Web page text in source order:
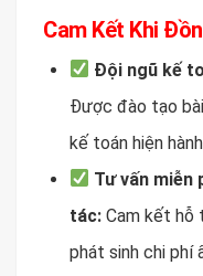
Cam Kết Khi
Đội ngũ kế
Được đào tạo
kế toán hiện hành
Tư vấn
tác: Cam kết hỗ
phát sinh chi phí